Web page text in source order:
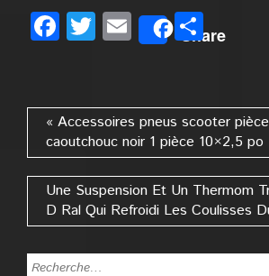
Facebook
Twitter
EmailShare
« Accessoires pneus scooter
caoutchouc noir 1 pièce 10×2,5 po
Une Suspension Et Un Thermom
D Ral Qui Refroidi Les Coulisses